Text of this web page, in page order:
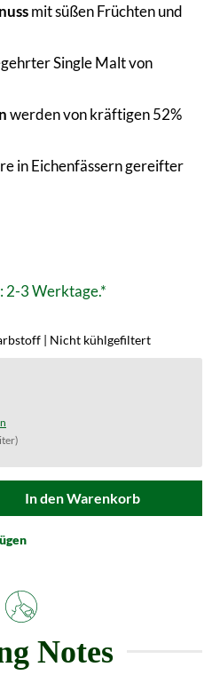
mit süßen Früchten und
Single Malt von
werden von kräftigen 52%
in Eichenfässern gereifter
2-3 Werktage.*
| Nicht kühlgefiltert
den gewünschten
In den Warenkorb
Notes